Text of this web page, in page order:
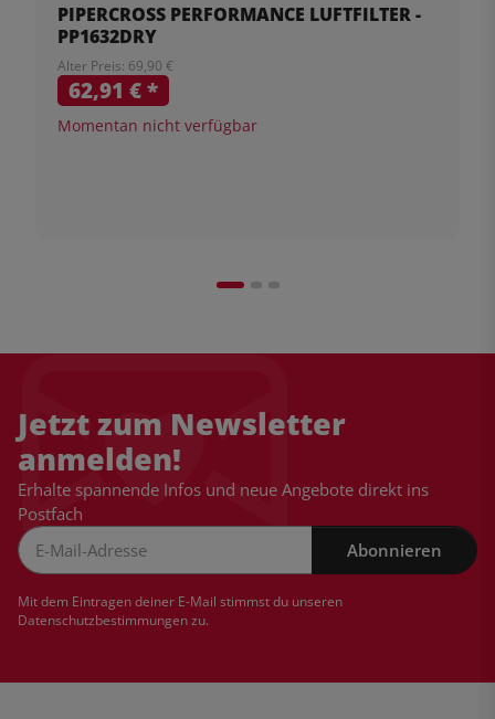
PIPERCROSS PERFORMANCE LUFTFILTER -
PP1632DRY
Alter Preis: 69,90 €
62,91 €*
Momentan nicht verfügbar
Jetzt zum Newsletter
anmelden!
Erhalte spannende Infos und neue Angebote direkt ins
Postfach
Abonnieren
Mit dem Eintragen deiner E-Mail stimmst du unseren
Datenschutzbestimmungenzu.